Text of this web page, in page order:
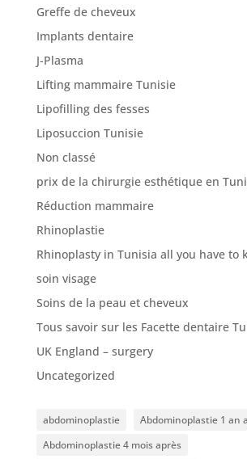
Greffe de cheveux
Implants dentaire
J-Plasma
Lifting mammaire Tunisie
Lipofilling des fesses
Liposuccion Tunisie
Non classé
prix de la chirurgie esthétique en
Réduction mammaire
Rhinoplastie
Rhinoplasty in Tunisia all you have to
soin visage
Soins de la peau et cheveux
Tous savoir sur les Facette dentaire
UK England – surgery
Uncategorized
abdominoplastie
Abdominoplastie 1 an
Abdominoplastie 4 mois après